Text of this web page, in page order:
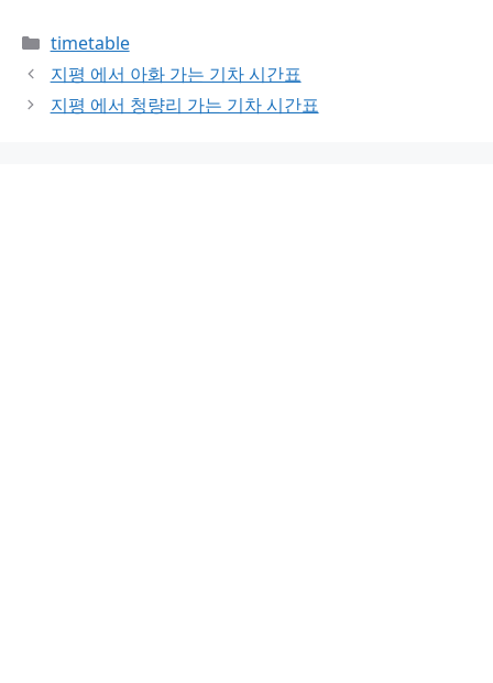
Categories
timetable
지평 에서 아화 가는 기차 시간표
지평 에서 청량리 가는 기차 시간표